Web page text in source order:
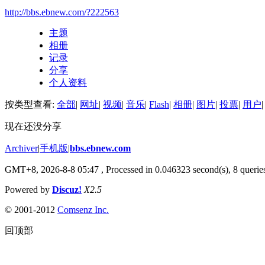
http://bbs.ebnew.com/?222563
主题
相册
记录
分享
个人资料
按类型查看: 全部| 网址| 视频| 音乐| Flash| 相册| 图片| 投票| 用户|
现在还没分享
Archiver|手机版|bbs.ebnew.com
GMT+8, 2026-8-8 05:47 , Processed in 0.046323 second(s), 8
Powered by Discuz! X2.5
© 2001-2012 Comsenz Inc.
回顶部